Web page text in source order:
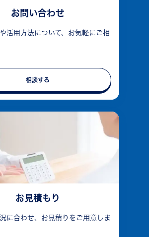
お問い合わせ
活用方法について、お気軽にご相
相談する
お見積もり
に合わせ、お見積りをご用意しま